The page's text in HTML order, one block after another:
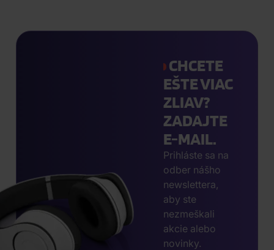
CHCETE
EŠTE VIAC
ZLIAV?
ZADAJTE
E-MAIL.
Prihláste sa na
odber nášho
newslettera,
aby ste
nezmeškali
akcie alebo
novinky.